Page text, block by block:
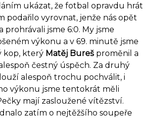
ukázat, že fotbal opravdu hrát
podařilo vyrovnat, jenže nás opět
prohrávali jsme 6:0. My jsme
výkonu a v 69. minutě jsme
kop, který Matěj Bureš proměnil a
čestný úspěch. Za druhý
alespoň trochu pochválit, i
výkonu jsme tentokrát měli
mají zasloužené vítězství.
zatím o nejtěžšího soupeře